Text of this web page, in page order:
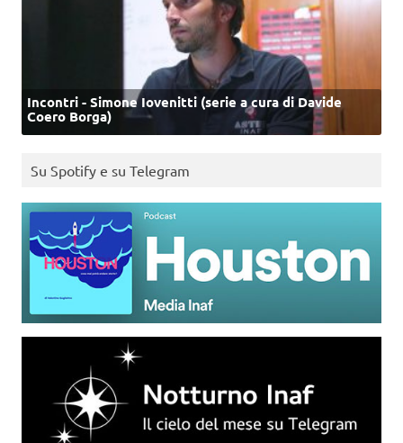
Incontri - Simone Iovenitti (serie a cura di Davide
Coero Borga)
Su Spotify e su Telegram